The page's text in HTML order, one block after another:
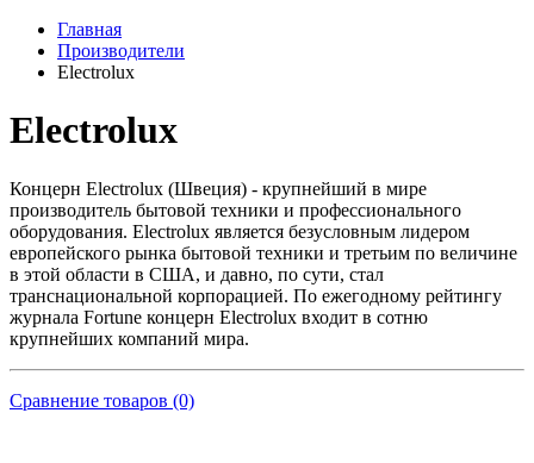
Главная
Производители
Electrolux
Electrolux
Концерн Electrolux (Швеция) - крупнейший в мире
производитель бытовой техники и профессионального
оборудования. Electrolux является безусловным лидером
европейского рынка бытовой техники и третьим по величине
в этой области в США, и давно, по сути, стал
транснациональной корпорацией. По ежегодному рейтингу
журнала Fortune концерн Electrolux входит в сотню
крупнейших компаний мира.
Сравнение товаров (0)